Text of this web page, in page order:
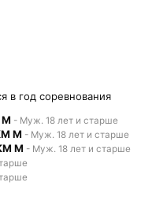
в год соревнования
М - Муж. 18 лет и старше
М - Муж. 18 лет и старше
М - Муж. 18 лет и старше